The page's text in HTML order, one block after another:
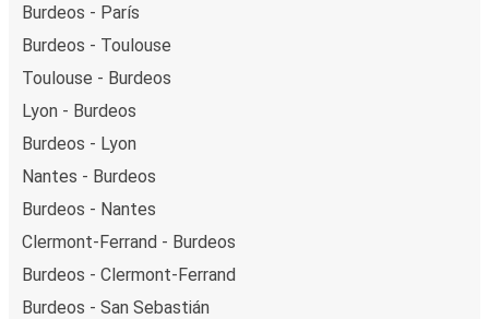
Burdeos - París
Burdeos - Toulouse
Toulouse - Burdeos
Lyon - Burdeos
Burdeos - Lyon
Nantes - Burdeos
Burdeos - Nantes
Clermont-Ferrand - Burdeos
Burdeos - Clermont-Ferrand
Burdeos - San Sebastián